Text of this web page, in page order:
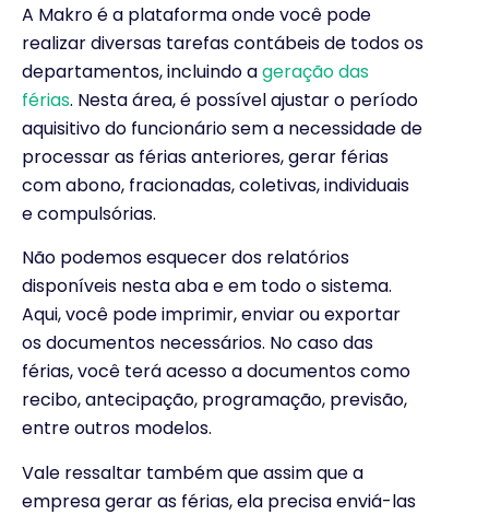
A Makro é a plataforma onde você pode
realizar diversas tarefas contábeis de todos os
departamentos, incluindo ageração das
férias. Nesta área, é possível ajustar o período
aquisitivo do funcionário sem a necessidade de
processar as férias anteriores, gerar férias
com abono, fracionadas, coletivas, individuais
e compulsórias.
Não podemos esquecer dos relatórios
disponíveis nesta aba e em todo o sistema.
Aqui, você pode imprimir, enviar ou exportar
os documentos necessários. No caso das
férias, você terá acesso a documentos como
recibo, antecipação, programação, previsão,
entre outros modelos.
Vale ressaltar também que assim que a
empresa gerar as férias, ela precisa enviá-las